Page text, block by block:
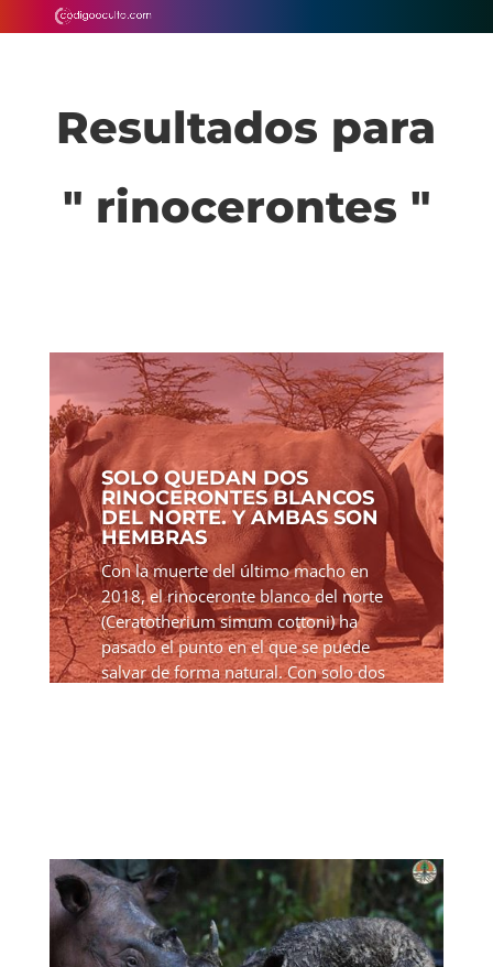
Resultados para
" rinocerontes "
SOLO QUEDAN DOS
RINOCERONTES BLANCOS
DEL NORTE. Y AMBAS SON
HEMBRAS
Con la muerte del último macho en
2018, el rinoceronte blanco del norte
(Ceratotherium simum cottoni) ha
pasado el punto en el que se puede
salvar de forma natural. Con solo dos